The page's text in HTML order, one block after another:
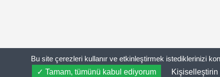
Bu site çerezleri kullanır ve etkinleştirmek istediklerinizi
Tamam, tümünü kabul ediyorum
Kişiselleştirin